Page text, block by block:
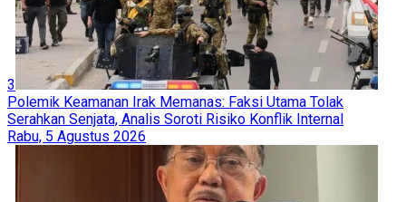
3
Polemik Keamanan Irak Memanas: Faksi Utama Tolak
Serahkan Senjata, Analis Soroti Risiko Konflik Internal
Rabu, 5 Agustus 2026